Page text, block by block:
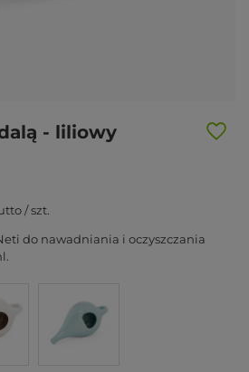
- liliowy
/szt.
do nawadniania i oczyszczania